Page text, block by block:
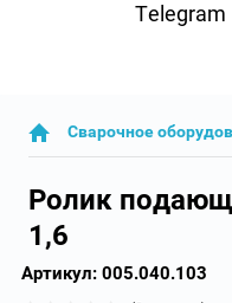
Telegram
Cварочное
Ролик
1,6
Артикул: 005.040.103